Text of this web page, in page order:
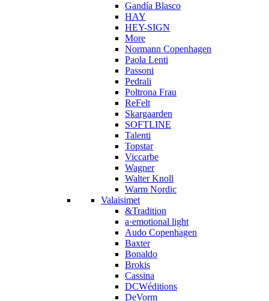
Gandía Blasco
HAY
HEY-SIGN
More
Normann Copenhagen
Paola Lenti
Passoni
Pedrali
Poltrona Frau
ReFelt
Skargaarden
SOFTLINE
Talenti
Topstar
Viccarbe
Wagner
Walter Knoll
Warm Nordic
Valaisimet
&Tradition
a·emotional light
Audo Copenhagen
Baxter
Bonaldo
Brokis
Cassina
DCWéditions
DeVorm